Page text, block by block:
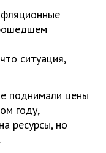
ситуация,
поднимали цены
году,
ресурсы, но